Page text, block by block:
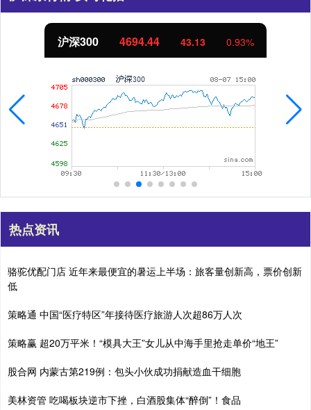
北证50 1134.24 11.37 1.01%
热点资讯
骆驼优配门店 近年来最便宜的暑运上半场：旅客量创新高，票价创新
低
策略通 中国“医疗特区”年接待医疗旅游人次超86万人次
策略赢 超20万平米！“模具大王”女儿从中海手里抢走单价“地王”
股合网 内蒙古第219例：包头小伙成功捐献造血干细胞
美林资管 吃喝板块逆市下挫，白酒股集体“醉倒”！食品